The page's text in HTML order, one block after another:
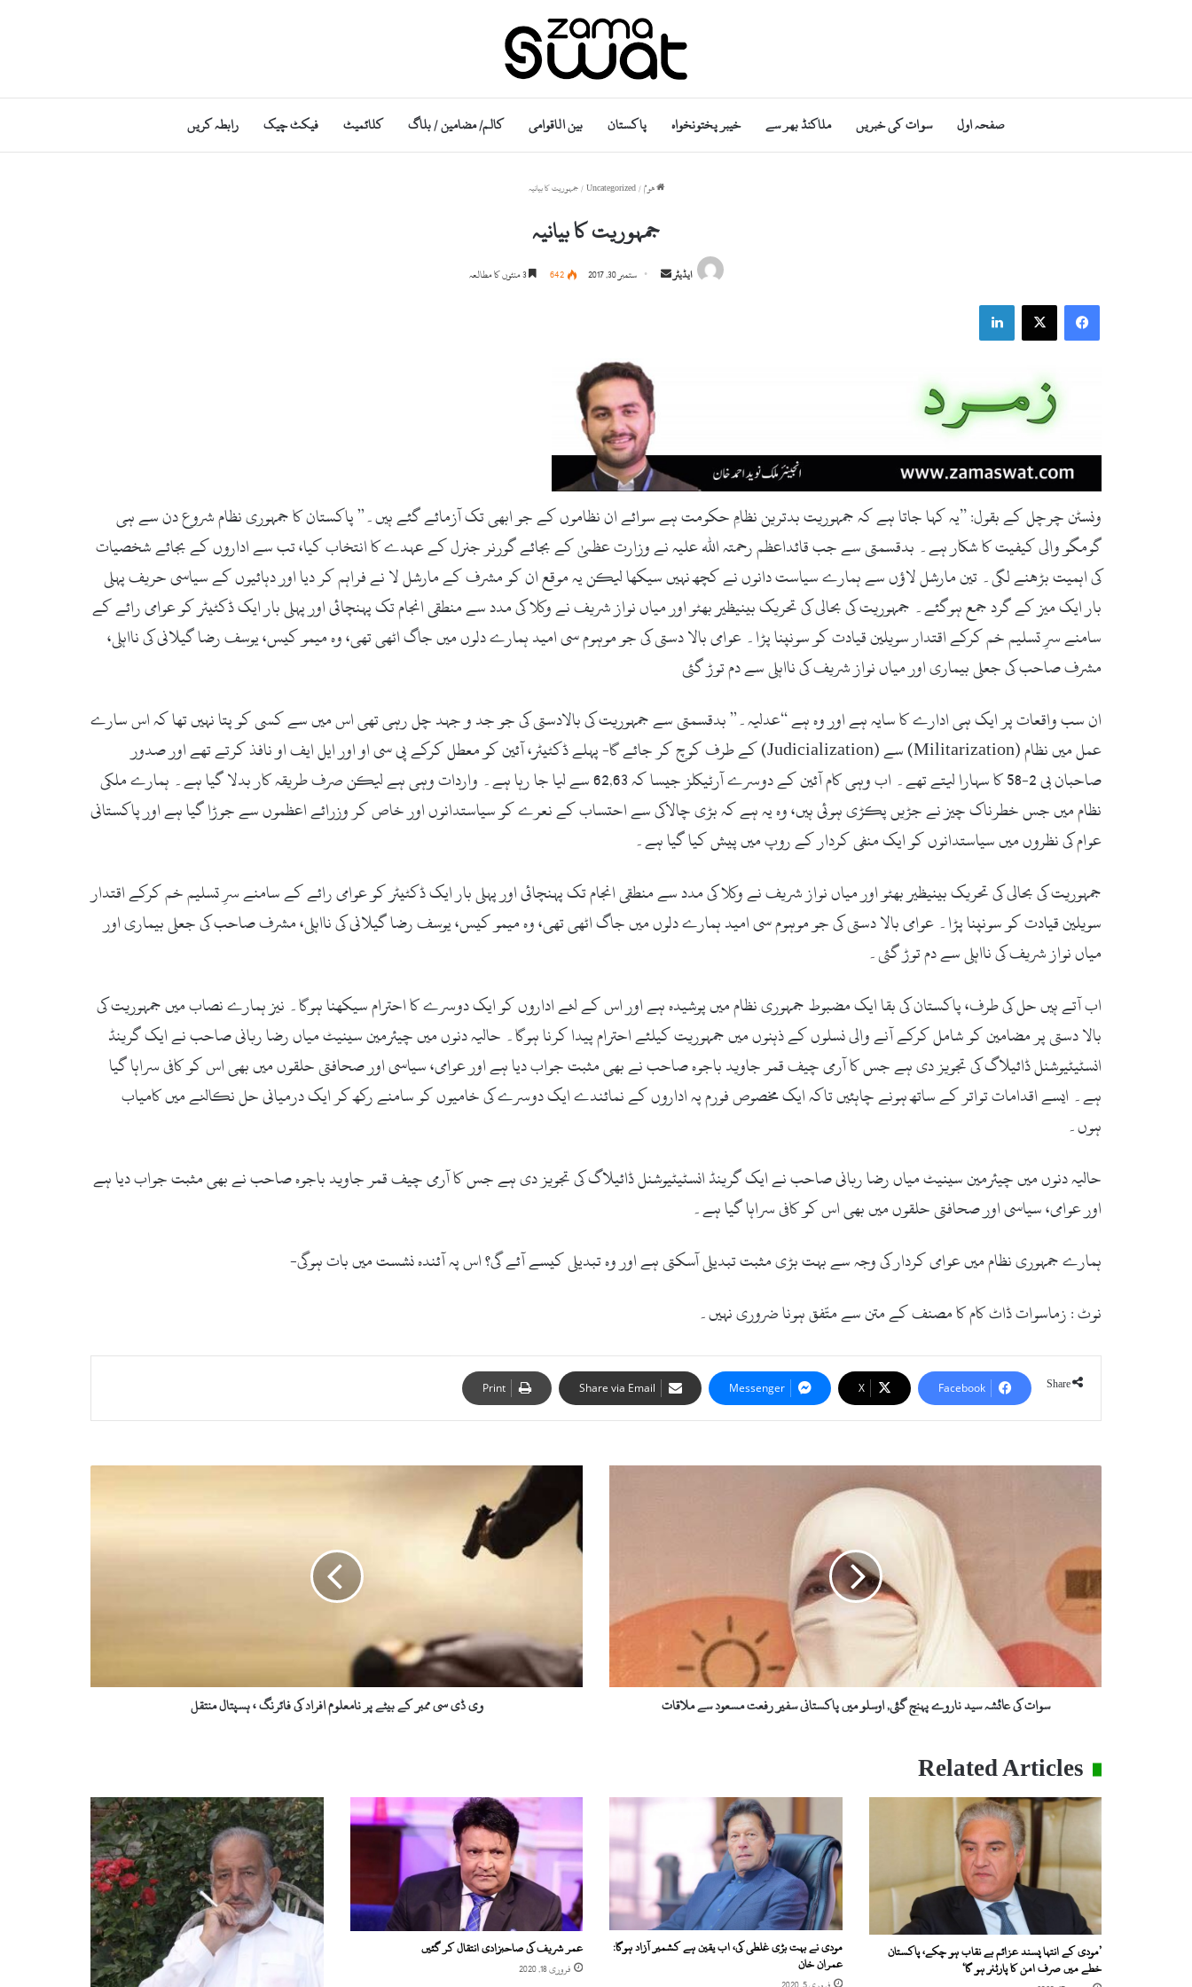
صفحہ اول سوات کی خبریں ملاکنڈ بھر سے خیبر پختونخواہ پاکستان بین الاقوامی کالم/ مضامین / بلاگ کلائمیٹ فیکٹ چیک رابطہ کریں
ھوم /
Uncategorized
/ جمہوریت کا بیانیہ
جمہوریت کا بیانیہ
ایڈیٹر
m
ستمبر 30, 2017 642
Facebook
X
ونسٹن چرچل کے بقول: ’’یہ کہا جاتا ہے کہ جمہوریت بدترین نظامِ حکومت ہے سوائے ان نظاموں کے جو ابھی تک آزمائے گئے ہیں۔” پاکستان کا جمہوری نظام شروع دن سے ہی
گومگو والی کیفیت کا شکار ہے۔ بدقسمتی سے جب قائداعظم رحمتہ الله علیہ نے وزارت عظمیٰ کے بجائے گورنر جنرل کے عہدے کا انتخاب کیا، تب سے اداروں کے بجائے شخصیات
کی اہمیت بڑھنے لگی۔ تین مارشل لاؤں سے ہمارے سیاست دانوں نے کچھ نہیں سیکھا لیکن یہ موقع ان کو مشرف کے مارشل لا نے فراہم کر دیا اور دہائیوں کے سیاسی حریف پہلی
بار ایک میز کے گرد جمع ہوگئے۔ جمہوریت کی بحالی کی تحریک بینیظیر بھٹو اور میاں نواز شریف نے وکلا کی مدد سے منطقی انجام تک پہنچائی اور پہلی بار ایک ڈکٹیٹر کو عوامی رائے کے
سامنے سرِ تسلیم خم کرکے اقتدار سویلین قیادت کو سونپنا پڑا۔ عوامی بالا دستی کی جو موہوم سی امید ہمارے دلوں میں جاگ اٹھی تھی، وہ میمو کیس، یوسف رضا گیلانی کی نااہلی،
مشرف صاحب کی جعلی بیماری اور میاں نواز شریف کی نااہلی سے دم توڑ گئی
ان سب واقعات پر ایک ہی ادارے کا سایہ ہے اور وہ ہے “عدلیہ۔” بدقسمتی سے جمہوریت کی بالادستی کی جو جد و جہد چل رہی تھی اس میں سے کسی کو پتا نہیں تھا کہ اس سارے
عمل میں نظام (Militarization) سے (Judicialization) کے طرف کوچ کر جائے گا- پہلے ڈکٹیٹر، آئین کو معطل کرکے پی سی او اور ایل ایف او نافذ کرتے تھے اور صدور
صاحبان بی 2-58 کا سہارا لیتے تھے۔ اب وہی کام آئین کے دوسرے آرٹیکلز جیسا کہ 62,63 سے لیا جا رہا ہے۔ واردات وہی ہے لیکن صرف طریقہ کار بدلا گیا ہے۔ ہمارے ملکی
نظام میں جس خطرناک چیز نے جڑیں پکڑی ہوئی ہیں، وہ یہ ہے کہ بڑی چالاکی سے احتساب کے نعرے کو سیاستدانوں اور خاص کر وزرائے اعظموں سے جوڑا گیا ہے اور پاکستانی
عوام کی نظروں میں سیاستدانوں کو ایک منفی کردار کے روپ میں پیش کیا گیا ہے۔
جمہوریت کی بحالی کی تحریک بینیظیر بھٹو اور میاں نواز شریف نے وکلا کی مدد سے منطقی انجام تک پہنچائی اور پہلی بار ایک ڈکٹیٹر کو عوامی رائے کے سامنے سرِ تسلیم خم کرکے اقتدار
سویلین قیادت کو سونپنا پڑا۔ عوامی بالا دستی کی جو موہوم سی امید ہمارے دلوں میں جاگ اٹھی تھی، وہ میمو کیس، یوسف رضا گیلانی کی نااہلی، مشرف صاحب کی جعلی بیماری اور
میاں نواز شریف کی نااہلی سے دم توڑ گئی۔
اب آتے ہیں حل کی طرف، پاکستان کی بقا ایک مضبوط جمہوری نظام میں پوشیدہ ہے اور اس کے لئے اداروں کو ایک دوسرے کا احترام سیکھنا ہوگا۔ نیز ہمارے نصاب میں جمہوریت کی
بالا دستی پر مضامین کو شامل کرکے آنے والی نسلوں کے ذہنوں میں جمہوریت کیلئے احترام پیدا کرنا ہوگا۔ حالیہ دنوں میں چیئرمین سینیٹ میاں رضا ربانی صاحب نے ایک گرینڈ
انسٹیٹیوشنل ڈائیلاگ کی تجویز دی ہے جس کا آرمی چیف قمر جاوید باجوہ صاحب نے بھی مثبت جواب دیا ہے اور عوامی، سیاسی اور صحافتی حلقوں میں بھی اس کو کافی سراہا گیا
ہے۔ ایسے اقدامات تواتر کے ساتھ ہونے چاہئیں تاکہ ایک مخصوص فورم پہ اداروں کے نمائندے ایک دوسرے کی خامیوں کو سامنے رکھ کر ایک درمیانی حل نکالنے میں کامیاب
ہوں۔
حالیہ دنوں میں چیئرمین سینیٹ میاں رضا ربانی صاحب نے ایک گرینڈ انسٹیٹیوشنل ڈائیلاگ کی تجویز دی ہے جس کا آرمی چیف قمر جاوید باجوہ صاحب نے بھی مثبت جواب دیا ہے
اور عوامی، سیاسی اور صحافتی حلقوں میں بھی اس کو کافی سراہا گیا ہے۔
ہمارے جمہوری نظام میں عوامی کردار کی وجہ سے بہت بڑی مثبت تبدیلی آسکتی ہے اور وہ تبدیلی کیسے آئے گی؟ اس پہ آئندہ نشست میں بات ہوگی-
نوٹ : زماسوات ڈاٹ کام کا مصنف کے متن سے متّفق ہونا ضروری نہیں۔
Share
Facebook
X
Messenger
Share via Email
Print
س
ک
ی
ع
ا
ش
س
ر
و
ے
ہ
ن
چ
گ
ئ
ی
,
ا
سوات کی عائشہ سید ناروے پہنچ گئی, اوسلو میں پاکستانی سفیر رفعت مسعود سے ملاقات
و
ی
ڈ
ی
س
ر
ک
ے
ر
ا
م
ع
ل
و
م
ا
ف
ر
وی ڈی سی ممبر کے بیٹے پر نامعلوم افراد کی فائرنگ ، ہسپتال منتقل
Related Articles
’مودی کے انتہا پسند عزائم بے نقاب ہو چکے، پاکستان
خطے میں صرف امن کا پارٹنر ہو گا‘
مودی نے بہت بڑی غلطی کی، اب یقین ہے کشمیر آزاد ہوگا:
عمران خان
عمر شریف کی صاحبزادی انتقال کر گئیں
فروری 18, 2020